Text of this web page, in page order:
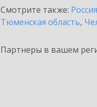
Смотрите также: Россия
Тюменская область,
Партнеры в вашем